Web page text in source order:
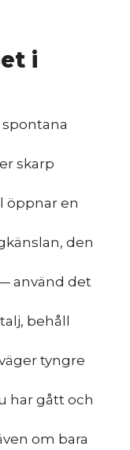
i
spontana
skarp
öppnar en
den
använd det
behåll
tyngre
har gått och
om bara